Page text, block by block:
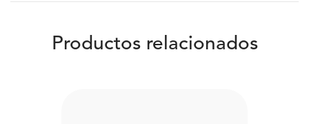
Productos relacionados